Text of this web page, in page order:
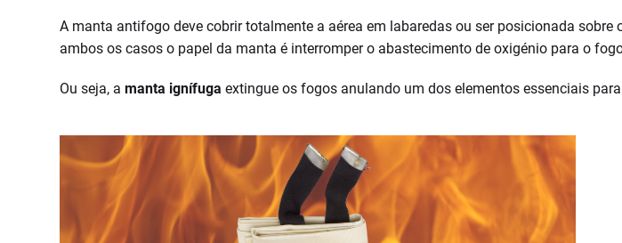
A manta antifogo deve cobrir totalmente a aérea em labaredas ou ser posicionada
ambos os casos o papel da manta é interromper o abastecimento de oxigénio para o
Ou seja, amanta ignífuga extingue os fogos anulando um dos elementos essenciais